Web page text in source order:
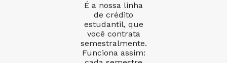
É a nossa linha
de crédito
estudantil, que
você contrata
semestralmente.
Funciona assim: